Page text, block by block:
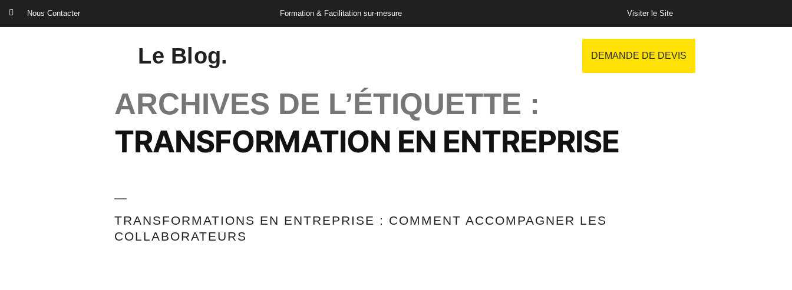
Nous Contacter Formation & Facilitation sur-mesure Visiter le Site
Le Blog. DEMANDE DE DEVIS
ARCHIVES DE L’ÉTIQUETTE :
TRANSFORMATION EN ENTREPRISE
TRANSFORMATIONS EN ENTREPRISE : COMMENT ACCOMPAGNER LES
COLLABORATEURS